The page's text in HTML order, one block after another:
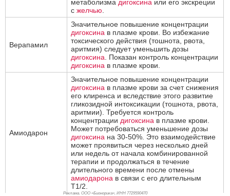
метаболизма дигоксина или его экскреции
с желчью
Верапамил
Значительное повышение концентрации
дигоксина в плазме крови. Во избежание
токсического действия (тошнота, рвота,
аритмия) следует уменьшить дозы
дигоксина . Показан контроль концентрации
дигоксина в плазме крови.
Амиодарон
Значительное повышение концентрации
дигоксина в плазме крови за счет снижения
его клиренса и вследствие этого развитие
гликозидной интоксикации (тошнота, рвота,
аритмии). Требуется контроль
концентрации дигоксина в плазме крови.
Может потребоваться уменьшение дозы
дигоксина на 30-50%. Это взаимодействие
может проявиться через несколько дней
или недель от начала комбинированной
терапии и продолжаться в течение
длительного времени после отмены
амиодарона в связи с его длительным
T1/2.
Реклама. ООО «Бионорика», ИНН 7729590470